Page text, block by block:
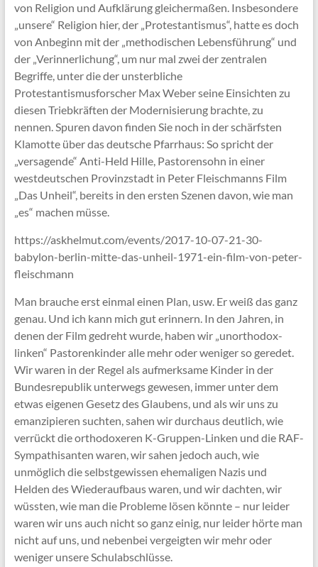
von Religion und Aufklärung gleichermaßen. Insbesondere
„unsere“ Religion hier, der „Protestantismus“, hatte es doch
von Anbeginn mit der „methodischen Lebensführung“ und
der „Verinnerlichung“, um nur mal zwei der zentralen
Begriffe, unter die der unsterbliche
Protestantismusforscher Max Weber seine Einsichten zu
diesen Triebkräften der Modernisierung brachte, zu
nennen. Spuren davon finden Sie noch in der schärfsten
Klamotte über das deutsche Pfarrhaus: So spricht der
„versagende“ Anti-Held Hille, Pastorensohn in einer
westdeutschen Provinzstadt in Peter Fleischmanns Film
„Das Unheil“, bereits in den ersten Szenen davon, wie man
„es“ machen müsse.
https://askhelmut.com/events/2017-10-07-21-30-
babylon-berlin-mitte-das-unheil-1971-ein-film-von-peter-
fleischmann
Man brauche erst einmal einen Plan, usw. Er weiß das ganz
genau. Und ich kann mich gut erinnern. In den Jahren, in
denen der Film gedreht wurde, haben wir „unorthodox-
linken“ Pastorenkinder alle mehr oder weniger so geredet.
Wir waren in der Regel als aufmerksame Kinder in der
Bundesrepublik unterwegs gewesen, immer unter dem
etwas eigenen Gesetz des Glaubens, und als wir uns zu
emanzipieren suchten, sahen wir durchaus deutlich, wie
verrückt die orthodoxeren K-Gruppen-Linken und die RAF-
Sympathisanten waren, wir sahen jedoch auch, wie
unmöglich die selbstgewissen ehemaligen Nazis und
Helden des Wiederaufbaus waren, und wir dachten, wir
wüssten, wie man die Probleme lösen könnte – nur leider
waren wir uns auch nicht so ganz einig, nur leider hörte man
nicht auf uns, und nebenbei vergeigten wir mehr oder
weniger unsere Schulabschlüsse.